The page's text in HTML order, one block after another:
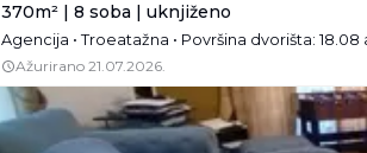
370m² | 8 soba | uknjiženo
Ažurirano 21.07.2026.